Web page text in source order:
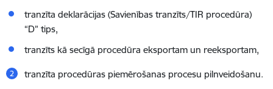
tranzīta deklarācijas (Savienības tranzīts/TIR procedūra)
“D” tips,
tranzīts kā secīgā procedūra eksportam un reeksportam,
tranzīta procedūras piemērošanas procesu pilnveidošanu.